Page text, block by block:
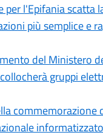
per l'Epifania scatta
più semplice e
del Ministero
gruppi